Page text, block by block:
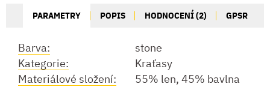
PARAMETRY POPIS HODNOCENÍ (2) GPSR
Barva:
stone
Kategorie:
Kraťasy
Materiálové složení:
55% len, 45% bavlna